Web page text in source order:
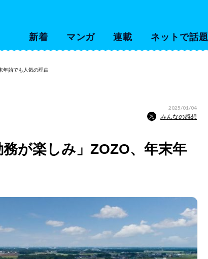
新着 マンガ 連載 ネットで話題
年始でも人気の理由
2025/01/04
みんなの感想
務が楽しみ」ZOZO、年末年